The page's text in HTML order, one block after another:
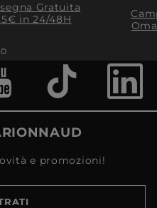
Gratuita
in 24/48H
e promozioni!